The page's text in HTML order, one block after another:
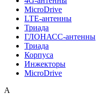
MicroDrive
LTE-антенны
Триада
ГЛОНАСС-антенны
Триада
Корпуса
Инжекторы
MicroDrive
A